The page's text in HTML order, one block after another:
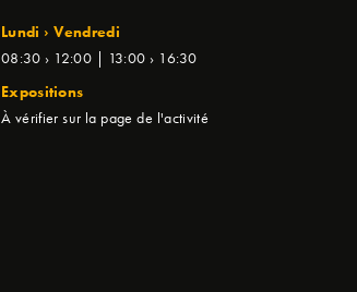
Lundi › Vendredi
08:30 › 12:00 | 13:00 › 16:30
Expositions
À vérifier sur la page de l'activité